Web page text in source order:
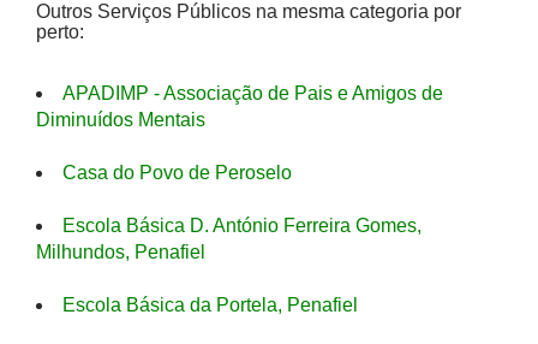
Outros Serviços Públicos na mesma categoria por
perto:
APADIMP - Associação de Pais e Amigos de
Diminuídos Mentais
Casa do Povo de Peroselo
Escola Básica D. António Ferreira Gomes,
Milhundos, Penafiel
Escola Básica da Portela, Penafiel